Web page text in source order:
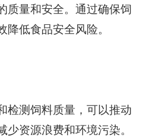
质量和安全。通过确保饲
低食品安全风险。
测饲料质量，可以推动
资源浪费和环境污染。